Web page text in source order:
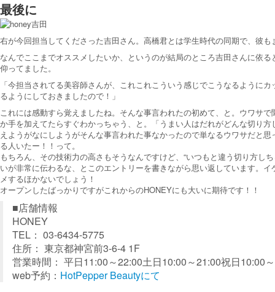
最後に
右が今回担当してくださった吉田さん。高橋君とは学生時代の同期で、彼
なんでここまでオススメしたいか、というのが結局のところ吉田さんに依
仰ってました。
「今担当されてる美容師さんが、これこれこういう感じでこうなるように
るようにしておきましたので！」
これには感動すら覚えましたね。そんな事言われたの初めて、と。ウワサ
か手を加えてたらすぐわかっちゃう、と。「うまい人はだれがどんな切り
えようがなにしようがそんな事言われた事なかったので単なるウワサだと
る人いたー！！って。
もちろん、その技術力の高さもそうなんですけど、“いつもと違う切り方し
いが非常に伝わるな、とこのエントリーを書きながら思い返しています。
メするほかないでしょう！
オープンしたばっかりですがこれからのHONEYにも大いに期待です！！
■店舗情報
HONEY
TEL： 03-6434-5775
住所： 東京都神宮前3-6-4 1F
営業時間： 平日11:00～22:00土日10:00～21:00祝日10:00
web予約： HotPepper Beautyにて